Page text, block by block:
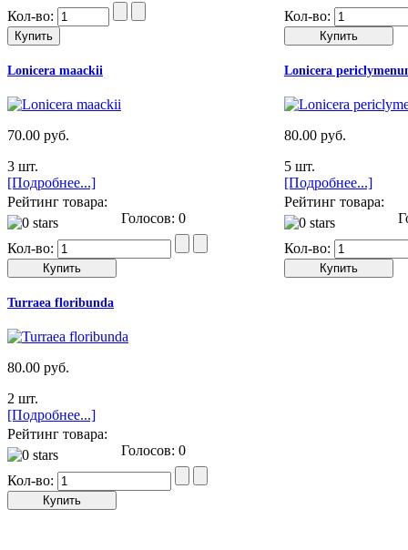
Кол-во:
Кол-во:
Lonicera maackii
70.00 руб.
3 шт.
[Подробнее...]
Рейтинг товара:
Голосов: 0
Кол-во:
Lonicera
80.00 руб.
5 шт.
[Подробнее...]
Рейтинг товара:
Кол-во:
Turraea floribunda
80.00 руб.
2 шт.
[Подробнее...]
Рейтинг товара:
Голосов: 0
Кол-во: